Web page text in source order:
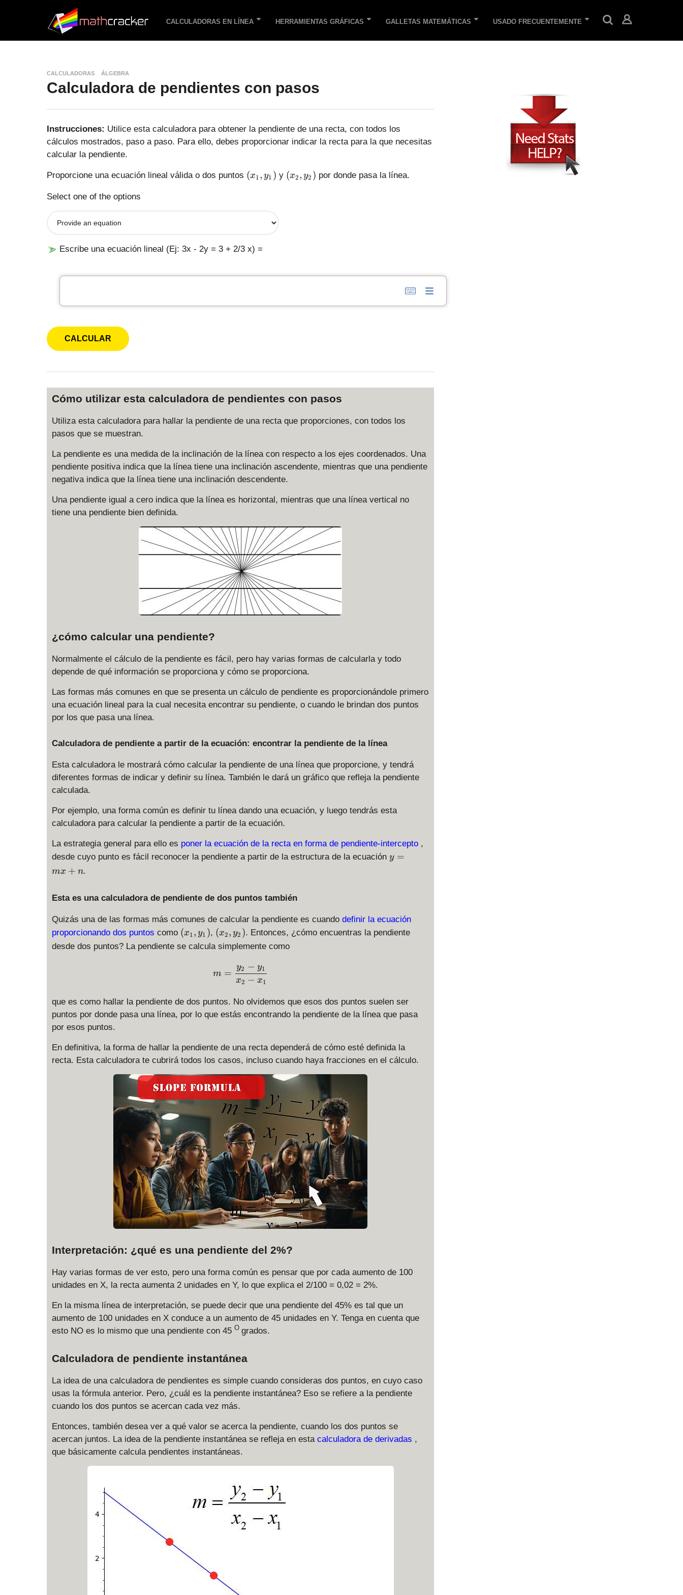
CALCULADORAS EN LÍNEA HERRAMIENTAS GRÁFICAS GALLETAS MATEMÁTICAS USADO FRECUENTEMENTE
CALCULADORAS ÁLGEBRA
Calculadora de pendientes con pasos
Instrucciones: Utilice esta calculadora para obtener la pendiente de una recta, con todos los
cálculos mostrados, paso a paso. Para ello, debes proporcionar indicar la recta para la que necesitas
calcular la pendiente.
Proporcione una ecuación lineal válida o dos puntos (
1
(x1, y1 ) y (
(x2, y2 ) por donde pasa la línea.
Select one of the options
Escribe una ecuación lineal (Ej: 3x - 2y = 3 + 2/3 x) =
Cómo utilizar esta calculadora de pendientes con pasos
Utiliza esta calculadora para hallar la pendiente de una recta que proporciones, con todos los
pasos que se muestran.
La pendiente es una medida de la inclinación de la línea con respecto a los ejes coordenados. Una
pendiente positiva indica que la línea tiene una inclinación ascendente, mientras que una pendiente
negativa indica que la línea tiene una inclinación descendente.
Una pendiente igual a cero indica que la línea es horizontal, mientras que una línea vertical no
tiene una pendiente bien definida.
¿cómo calcular una pendiente?
Normalmente el cálculo de la pendiente es fácil, pero hay varias formas de calcularla y todo
depende de qué información se proporciona y cómo se proporciona.
Las formas más comunes en que se presenta un cálculo de pendiente es proporcionándole primero
una ecuación lineal para la cual necesita encontrar su pendiente, o cuando le brindan dos puntos
por los que pasa una línea.
Calculadora de pendiente a partir de la ecuación: encontrar la pendiente de la línea
Esta calculadora le mostrará cómo calcular la pendiente de una línea que proporcione, y tendrá
diferentes formas de indicar y definir su línea. También le dará un gráfico que refleja la pendiente
calculada.
Por ejemplo, una forma común es definir tu línea dando una ecuación, y luego tendrás esta
calculadora para calcular la pendiente a partir de la ecuación.
La estrategia general para ello es poner la ecuación de la recta en forma de pendiente-intercepto ,
desde cuyo punto es fácil reconocer la pendiente a partir de la estructura de la ecuación y
y =
mx + n.
Esta es una calculadora de pendiente de dos puntos también
Quizás una de las formas más comunes de calcular la pendiente es cuando definir la ecuación
proporcionando dos puntos como (
x
_
)
(x1, y1 ), (
x
,
_
)
(x2, y2 ). Entonces, ¿cómo encuentras la pendiente
desde dos puntos? La pendiente se calcula simplemente como
m = \frac{y_2-y_1}{x_2-x_1}
m =
x2 − x1
y2 − y1
que es como hallar la pendiente de dos puntos. No olvidemos que esos dos puntos suelen ser
puntos por donde pasa una línea, por lo que estás encontrando la pendiente de la línea que pasa
por esos puntos.
En definitiva, la forma de hallar la pendiente de una recta dependerá de cómo esté definida la
recta. Esta calculadora te cubrirá todos los casos, incluso cuando haya fracciones en el cálculo.
Interpretación: ¿qué es una pendiente del 2%?
Hay varias formas de ver esto, pero una forma común es pensar que por cada aumento de 100
unidades en X, la recta aumenta 2 unidades en Y, lo que explica el 2/100 = 0,02 = 2%.
En la misma línea de interpretación, se puede decir que una pendiente del 45% es tal que un
aumento de 100 unidades en X conduce a un aumento de 45 unidades en Y. Tenga en cuenta que
esto NO es lo mismo que una pendiente con 45 O grados.
Calculadora de pendiente instantánea
La idea de una calculadora de pendientes es simple cuando consideras dos puntos, en cuyo caso
usas la fórmula anterior. Pero, ¿cuál es la pendiente instantánea? Eso se refiere a la pendiente
cuando los dos puntos se acercan cada vez más.
Entonces, también desea ver a qué valor se acerca la pendiente, cuando los dos puntos se
acercan juntos. La idea de la pendiente instantánea se refleja en esta calculadora de derivadas ,
que básicamente calcula pendientes instantáneas.